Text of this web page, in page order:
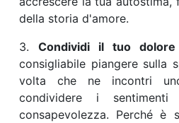
della storia d'amore.
3. Condividi il tuo dolore
consigliabile piangere sulla
volta che ne incontri
condividere i
consapevolezza. Perché è